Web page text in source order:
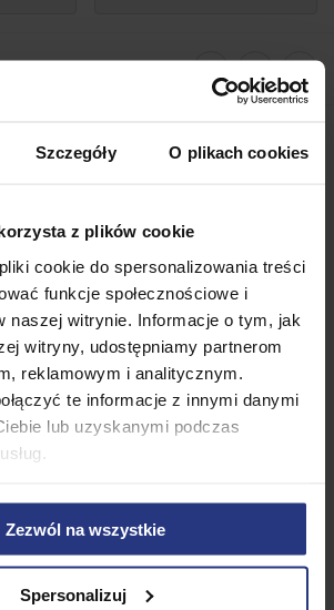
Szczegóły O plikach cookies
z plików cookie
cookie do spersonalizowania treści
funkcje społecznościowe i
naszej witrynie. Informacje o tym, jak
witryny, udostępniamy partnerom
reklamowym i analitycznym.
te informacje z innymi danymi
lub uzyskanymi podczas
Zezwól na wszystkie
Spersonalizuj
Opał
1 699,99 PLN
1 799,00 PLN
Najniższa cena z 30 dni przed
Pellet drzewny Corciano Opał
zimowy Paleta 750kg